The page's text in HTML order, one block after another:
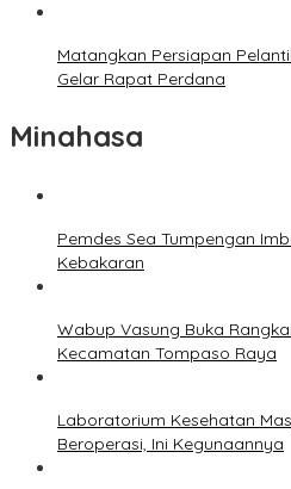
Matangkan Persiapan
Gelar Rapat Perdana
Minahasa
Pemdes Sea Tumpengan
Kebakaran
Wabup Vasung Buka
Kecamatan Tompaso Raya
Laboratorium Kesehatan
Beroperasi, Ini Kegunaannya